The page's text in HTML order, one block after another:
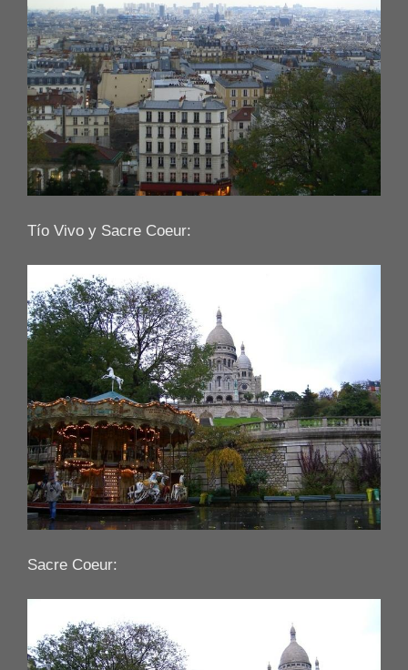
Tío Vivo y Sacre Coeur:
Sacre Coeur: